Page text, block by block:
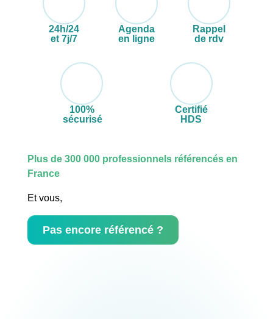
24h/24
et 7j/7
Agenda
en ligne
Rappel
de rdv
100%
sécurisé
Certifié
HDS
Plus de 300 000 professionnels référencés en
France
Et vous,
Pas encore référencé ?